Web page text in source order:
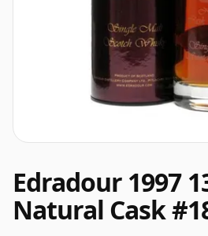
Edradour 1997
Natural Cask